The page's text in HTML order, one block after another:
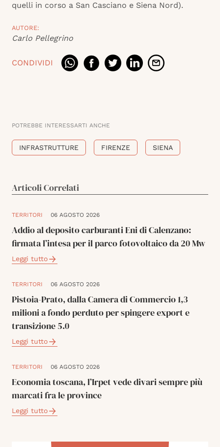
quelli in corso a San Casciano e Siena Nord).
AUTORE:
Carlo Pellegrino
CONDIVIDI
POTREBBE INTERESSARTI ANCHE
INFRASTRUTTURE FIRENZE SIENA
Articoli Correlati
TERRITORI 06 AGOSTO 2026
Addio al deposito carburanti Eni di Calenzano:
firmata l’intesa per il parco fotovoltaico da 20 Mw
Leggi tutto
TERRITORI 06 AGOSTO 2026
Pistoia-Prato, dalla Camera di Commercio 1,3
milioni a fondo perduto per spingere export e
transizione 5.0
Leggi tutto
TERRITORI 06 AGOSTO 2026
Economia toscana, l’Irpet vede divari sempre più
marcati fra le province
Leggi tutto